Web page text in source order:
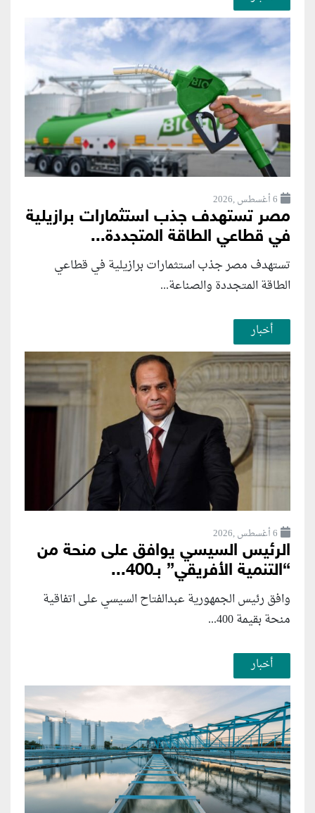
6 أغسطس ,2026
مصر تستهدف جذب استثمارات برازيلية
في قطاعي الطاقة المتجددة...
تستهدف مصر جذب استثمارات برازيلية في قطاعي
الطاقة المتجددة والصناعة...
أخبار
6 أغسطس ,2026
الرئيس السيسي يوافق على منحة من
“التنمية الأفريقي” بـ400...
وافق رئيس الجمهورية عبدالفتاح السيسي على اتفاقية
منحة بقيمة 400...
أخبار